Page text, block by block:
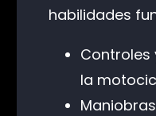
habilidades
Controles
la